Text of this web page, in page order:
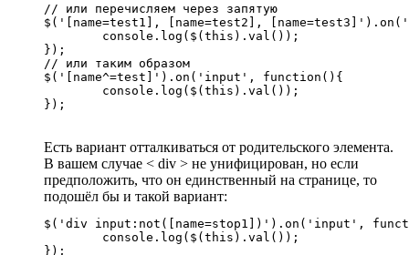
// или перечисляем через запятую
$('[name=test1], [name=test2],
});
// или таким образом
$('[name^=test]').on('input', function(){
});
Есть вариант отталкиваться от родительского элемента.
В вашем случае < div > не унифицирован, но если
предположить, что он единственный на странице, то
подошёл бы и такой вариант:
$('div input:not([name=stop1])').on('input',
});